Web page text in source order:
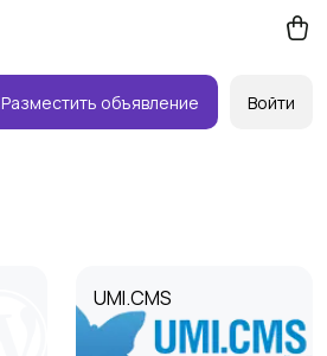
Разместить объявление Войти
UMI.CMS